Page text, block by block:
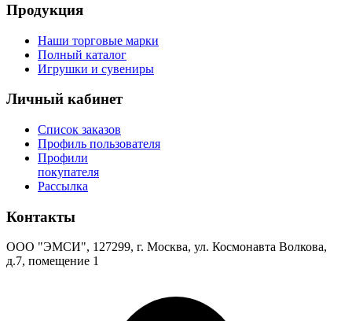
Продукция
Наши торговые марки
Полный каталог
Игрушки и сувениры
Личный кабинет
Список заказов
Профиль пользователя
Профили
покупателя
Рассылка
Контакты
ООО "ЭМСИ", 127299, г. Москва, ул. Космонавта Волкова,
д.7, помещение 1